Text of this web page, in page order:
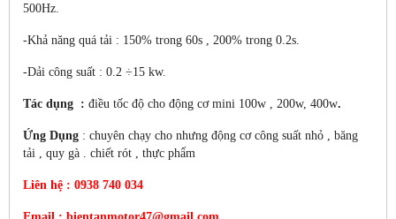
500Hz.
-Khả năng quá tải : 150% trong 60s , 200% trong 0.2s.
-Dải công suất : 0.2 ÷15 kw.
Tác dụng : điều tốc độ cho động cơ mini 100w , 200w, 400w.
Ứng Dụng : chuyên chạy cho nhưng động cơ công suất nhỏ , băng
tải , quy gà . chiết rót , thực phẩm
Liên hệ : 0938 740 034
Email : bientanmotor47@gmail.com